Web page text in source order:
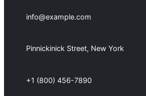
info@example.com
Pinnickinick Street, New York
+1 (800) 456-7890